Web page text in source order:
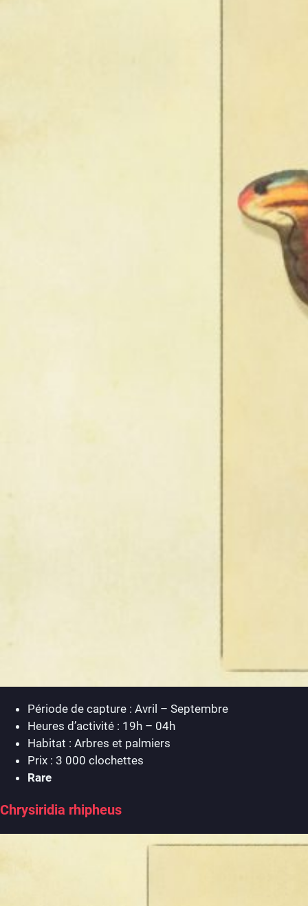
Période de capture : Avril – Septembre
Heures d’activité : 19h – 04h
Habitat : Arbres et palmiers
Prix : 3 000 clochettes
Rare
Chrysiridia rhipheus